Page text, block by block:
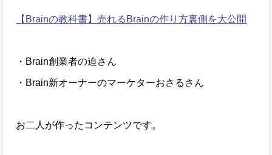
【Brainの教科書】売れるBrainの作り方裏側を大公開
・Brain創業者の迫さん
・Brain新オーナーのマーケターおさるさん
お二人が作ったコンテンツです。